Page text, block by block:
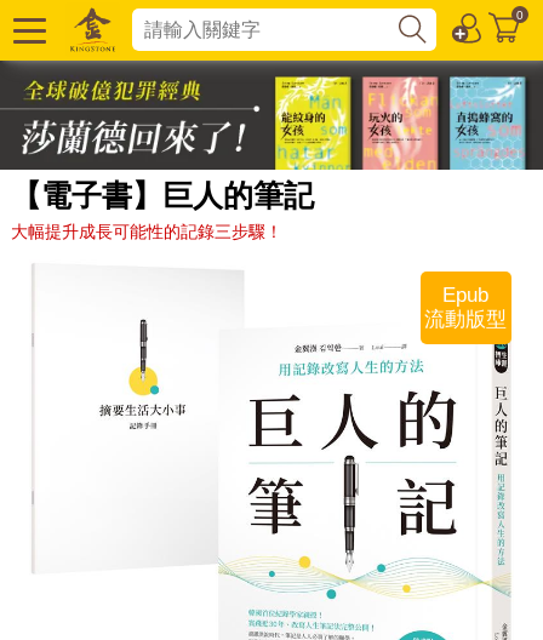
0
【電子書】巨人的筆記
大幅提升成長可能性的記錄三步驟！
Epub
流動版型